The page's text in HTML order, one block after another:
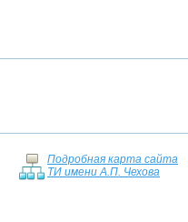
Подробная карта сайта
ТИ имени А.П. Чехова